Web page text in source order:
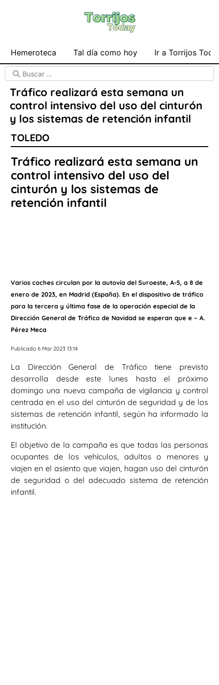
Hemeroteca Tal día como hoy Ir a Torrijos
Tráfico realizará esta semana un
control intensivo del uso del cinturón
y los sistemas de retención infantil
TOLEDO
Tráfico realizará esta semana un
control intensivo del uso del
cinturón y los sistemas de
retención infantil
Varios coches circulan por la autovía del Suroeste, A-5, a 8 de
enero de 2023, en Madrid (España). En el dispositivo de tráfico
para la tercera y última fase de la operación especial de la
Dirección General de Tráfico de Navidad se esperan que e – A.
Pérez Meca
Publicado 6 Mar 2023 13:14
La Dirección General de Tráfico tiene previsto
desarrolla desde este lunes hasta el próximo
domingo una nueva campaña de vigilancia y control
centrada en el uso del cinturón de seguridad y de los
sistemas de retención infantil, según ha informado la
institución.
El objetivo de la campaña es que todas las personas
ocupantes de los vehículos, adultos o menores y
viajen en el asiento que viajen, hagan uso del cinturón
de seguridad o del adecuado sistema de retención
infantil.